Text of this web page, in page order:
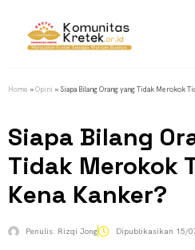
Home »Opini » Siapa Bilang Orang yang Tidak Merokok
Siapa Bilang
Tidak Merokok
Kena Kanker?
Penulis: Rizqi Jong Dipublikasikan 15/